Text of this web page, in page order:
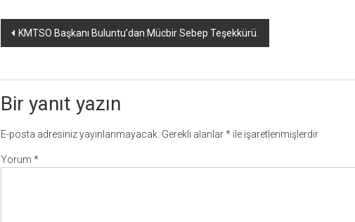
Yazı
KMTSO Başkanı Buluntu’dan Mücbir Sebep Teşekkürü.
Bir yanıt yazın
E-posta adresiniz yayınlanmayacak. Gerekli alanlar* ile işaretlenmişlerdir
Yorum *